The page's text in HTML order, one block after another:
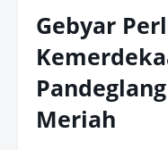
Gebyar
Meriah